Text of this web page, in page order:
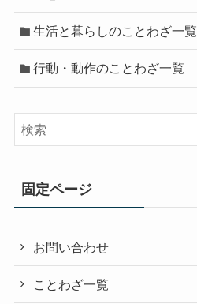
生活と暮らしのことわざ一覧
行動・動作のことわざ一覧
固定ページ
お問い合わせ
ことわざ一覧